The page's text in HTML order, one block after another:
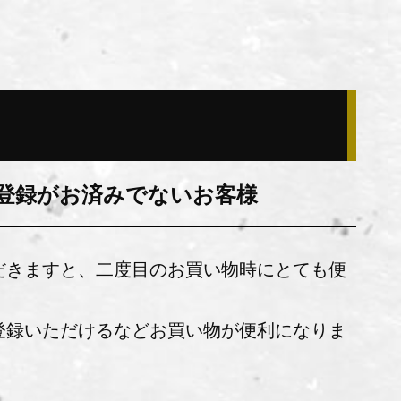
録がお済みでないお客様
ますと、二度目のお買い物時にとても便
いただけるなどお買い物が便利になりま